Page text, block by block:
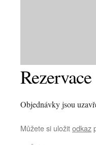
Rezervace
Objednávky jsou
Můžete si uložitodkaz